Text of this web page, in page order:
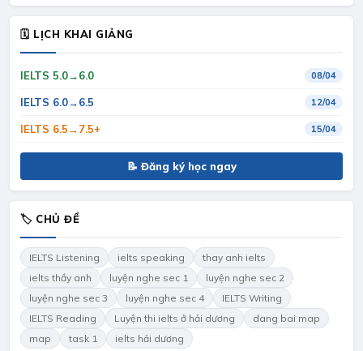
🗓 LỊCH KHAI GIẢNG
IELTS 5.0→6.0 08/04
IELTS 6.0→6.5 12/04
IELTS 6.5→7.5+ 15/04
📝 Đăng ký học ngay
🏷 CHỦ ĐỀ
IELTS Listening ielts speaking
thay anh ielts
ielts thầy anh
luyện nghe sec 1
luyện nghe sec 2
luyện nghe sec 3
luyện nghe sec 4
IELTS Writing
IELTS Reading
Luyện thi ielts ở hải dương
dang bai map
map
task 1 ielts hải dương